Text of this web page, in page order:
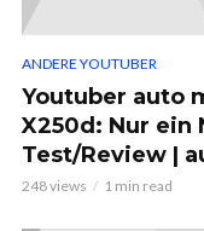
ANDERE YOUTUBER
Youtuber auto
X250d: Nur ein
Test/Review |
248 views 1 min read